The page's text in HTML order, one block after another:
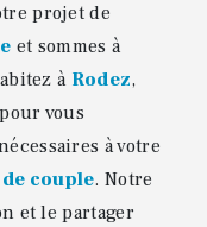
projet de
et sommes à
à Rodez,
vous
à votre
couple. Notre
et le partager